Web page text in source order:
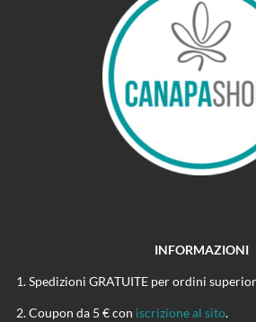
INFORMAZIONI
Spedizioni GRATUITE per ordini
Coupon da 5 € con iscrizione al sito.